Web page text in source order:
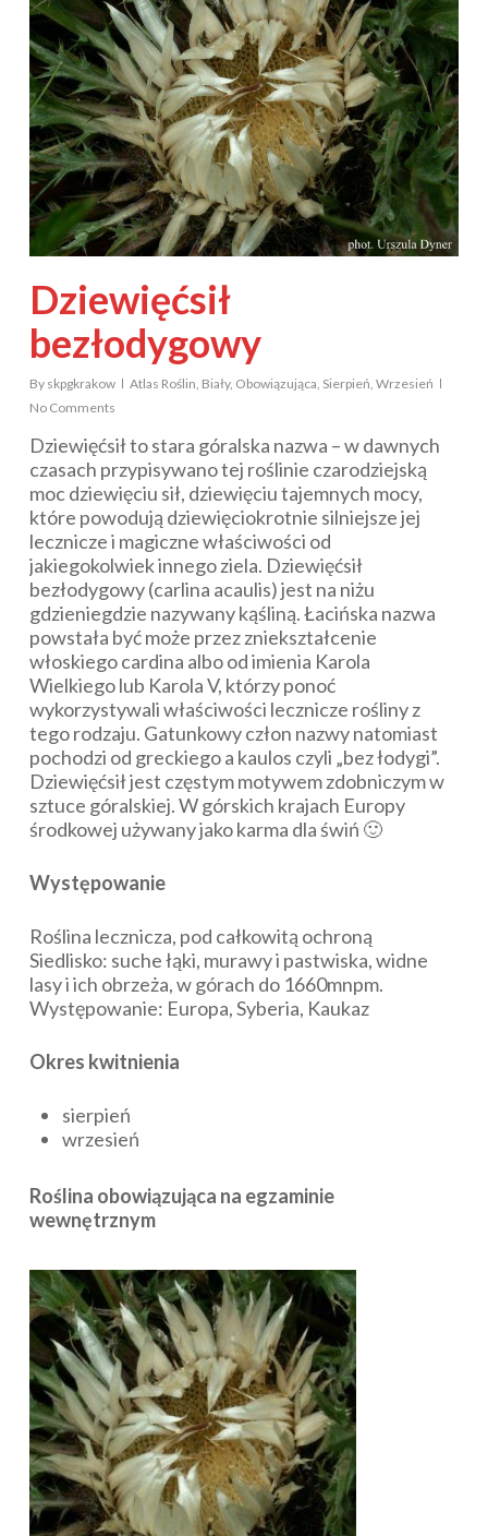
Dziewięćsił
bezłodygowy
By skpgkrakow Atlas Roślin Biały, Obowiązująca Sierpień Wrzesień
No Comments
Dziewięćsił to stara góralska nazwa – w dawnych
czasach przypisywano tej roślinie czarodziejską
moc dziewięciu sił, dziewięciu tajemnych mocy,
które powodują dziewięciokrotnie silniejsze jej
lecznicze i magiczne właściwości od
jakiegokolwiek innego ziela. Dziewięćsił
bezłodygowy (carlina acaulis) jest na niżu
gdzieniegdzie nazywany kąśliną. Łacińska nazwa
powstała być może przez zniekształcenie
włoskiegocardina albo od imienia Karola
Wielkiego lub Karola V, którzy ponoć
wykorzystywali właściwości lecznicze rośliny z
tego rodzaju. Gatunkowy człon nazwy natomiast
pochodzi od greckiegoa kaulos czyli „bez łodygi”.
Dziewięćsił jest częstym motywem zdobniczym w
sztuce góralskiej. W górskich krajach Europy
środkowej używany jako karma dla świń 🙂
Występowanie
Roślina lecznicza, pod całkowitą ochroną
Siedlisko: suche łąki, murawy i pastwiska, widne
lasy i ich obrzeża, w górach do 1660mnpm.
Występowanie: Europa, Syberia, Kaukaz
Okres kwitnienia
sierpień
wrzesień
Roślina obowiązująca na egzaminie
wewnętrznym